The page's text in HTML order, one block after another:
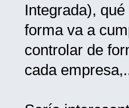
Integrada),
forma va a
controlar de
cada